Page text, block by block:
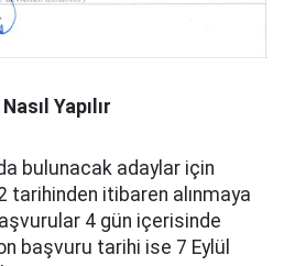
Yapılır
bulunacak adaylar için
tarihinden itibaren alınmaya
4 gün içerisinde
başvuru tarihi ise 7 Eylül